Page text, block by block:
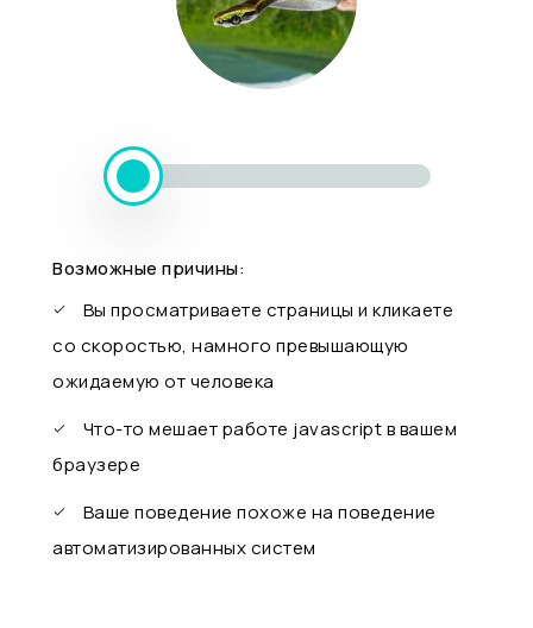
Возможные причины:
Вы просматриваете страницы и кликаете
со скоростью, намного превышающую
ожидаемую от человека
Что-то мешает работе javascript в вашем
браузере
Ваше поведение похоже на поведение
автоматизированных систем